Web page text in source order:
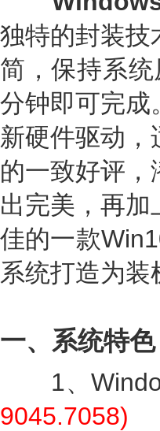
独特的封装技
简，保持系
分钟即可完成
新硬件驱动
的一致好评
出完美，再
佳的一款
系统打造为
一、系统特色
1、
9045.7058)